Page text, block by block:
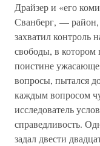
Драйзер и «его
Сванберг, — район,
захватил контроль
свободы, в
поистине
вопросы, пытался
каждым вопросом
исследователь
справедливость.
задал двести